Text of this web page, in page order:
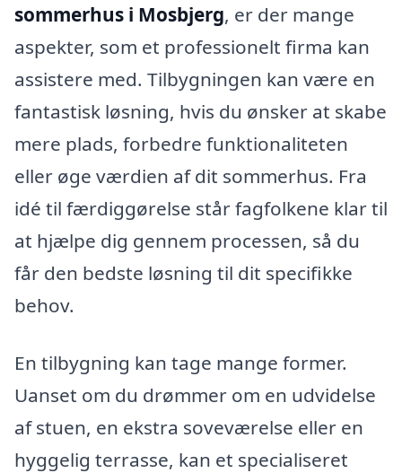
sommerhus i Mosbjerg, er der mange
aspekter, som et professionelt firma kan
assistere med. Tilbygningen kan være en
fantastisk løsning, hvis du ønsker at skabe
mere plads, forbedre funktionaliteten
eller øge værdien af dit sommerhus. Fra
idé til færdiggørelse står fagfolkene klar til
at hjælpe dig gennem processen, så du
får den bedste løsning til dit specifikke
behov.
En tilbygning kan tage mange former.
Uanset om du drømmer om en udvidelse
af stuen, en ekstra soveværelse eller en
hyggelig terrasse, kan et specialiseret